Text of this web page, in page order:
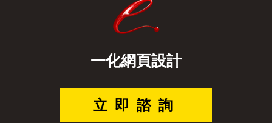
一化網頁設計
立即諮詢